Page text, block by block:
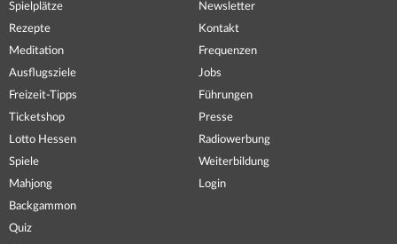
Spielplätze
Rezepte
Meditation
Ausflugsziele
Freizeit-Tipps
Ticketshop
Lotto Hessen
Spiele
Mahjong
Backgammon
Quiz
Newsletter
Kontakt
Frequenzen
Jobs
Führungen
Presse
Radiowerbung
Weiterbildung
Login